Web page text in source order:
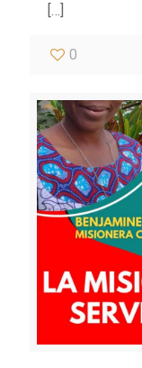
[…]
0